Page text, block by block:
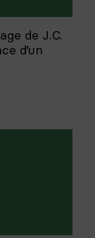
de J.C.
d’un